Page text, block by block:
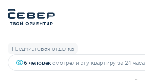
1-комнатная
Ипотекаот 20 613 руб.
Предчистовая отделка
6 человексмотрели эту квартиру за 24 часа